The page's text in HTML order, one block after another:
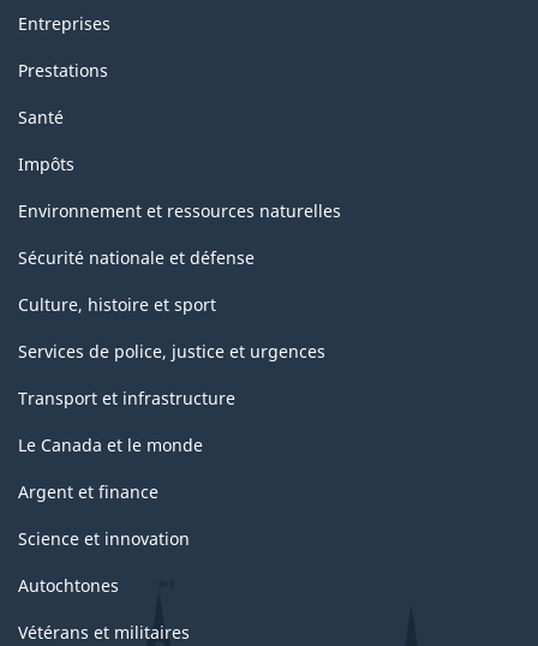
Entreprises
Prestations
Santé
Impôts
Environnement et ressources naturelles
Sécurité nationale et défense
Culture, histoire et sport
Services de police, justice et urgences
Transport et infrastructure
Le Canada et le monde
Argent et finance
Science et innovation
Autochtones
Vétérans et militaires